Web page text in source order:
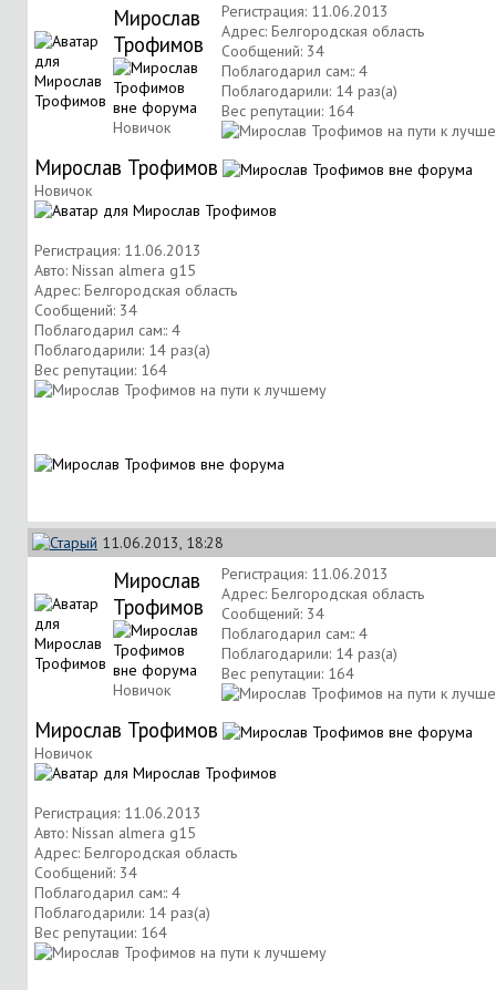
Мирослав
Трофимов
Новичок
Регистрация: 11.06.2013
Адрес: Белгородская область
Сообщений: 34
Поблагодарил сам:: 4
Поблагодарили: 14 раз(а)
Вес репутации: 164
Мирослав Трофимов
Новичок
Регистрация: 11.06.2013
Авто: Nissan almera g15
Адрес: Белгородская область
Сообщений: 34
Поблагодарил сам:: 4
Поблагодарили: 14 раз(а)
Вес репутации: 164
11.06.2013, 18:28
Мирослав
Трофимов
Новичок
Регистрация: 11.06.2013
Адрес: Белгородская область
Сообщений: 34
Поблагодарил сам:: 4
Поблагодарили: 14 раз(а)
Вес репутации: 164
Мирослав Трофимов
Новичок
Регистрация: 11.06.2013
Авто: Nissan almera g15
Адрес: Белгородская область
Сообщений: 34
Поблагодарил сам:: 4
Поблагодарили: 14 раз(а)
Вес репутации: 164